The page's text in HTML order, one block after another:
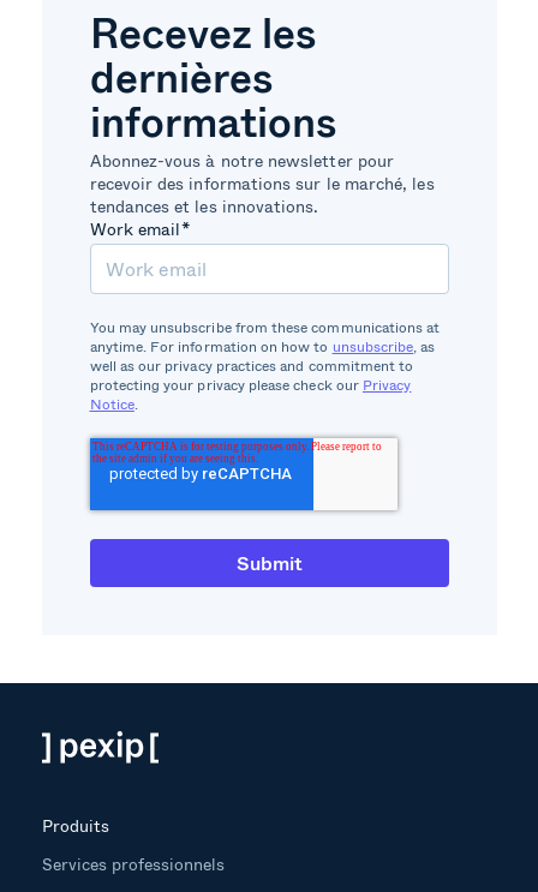
Recevez les
dernières
informations
Abonnez-vous à notre newsletter pour
recevoir des informations sur le marché, les
tendances et les innovations.
Work email*
You may unsubscribe from these communications at
anytime. For information on how to unsubscribe, as
well as our privacy practices and commitment to
protecting your privacy please check our Privacy
Notice.
Produits
Services professionnels